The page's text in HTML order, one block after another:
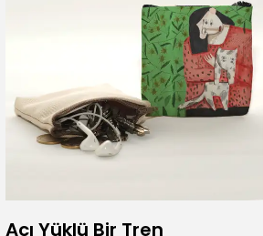
Acı Yüklü Bir Tren